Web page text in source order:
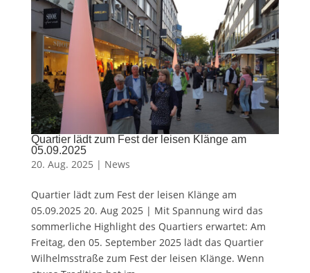
Quartier lädt zum Fest der leisen Klänge am
05.09.2025
20. Aug. 2025 | News
Quartier lädt zum Fest der leisen Klänge am
05.09.2025 20. Aug 2025 | Mit Spannung wird das
sommerliche Highlight des Quartiers erwartet: Am
Freitag, den 05. September 2025 lädt das Quartier
Wilhelmsstraße zum Fest der leisen Klänge. Wenn